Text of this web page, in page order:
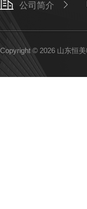
公司简介
Copyright © 2026 山东恒